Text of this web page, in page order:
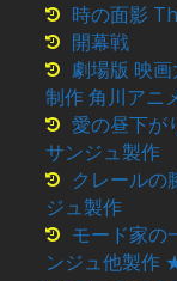
時の面影
開幕戦
劇場版 映
制作 角川アニ
愛の昼下が
サンジュ製作
クレールの
ジュ製作
モード家の
ンジュ他製